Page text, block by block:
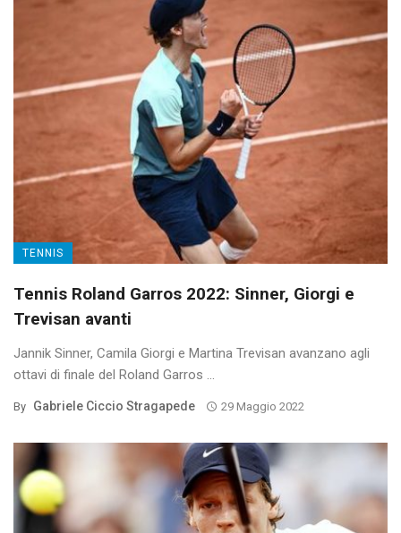
TENNIS
Tennis Roland Garros 2022: Sinner, Giorgi e
Trevisan avanti
Jannik Sinner, Camila Giorgi e Martina Trevisan avanzano agli
ottavi di finale del Roland Garros ...
By Gabriele Ciccio Stragapede 29 Maggio 2022